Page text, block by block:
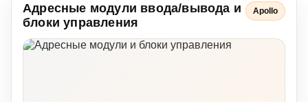
Адресные модули ввода/вывода и
блоки управления
Apollo